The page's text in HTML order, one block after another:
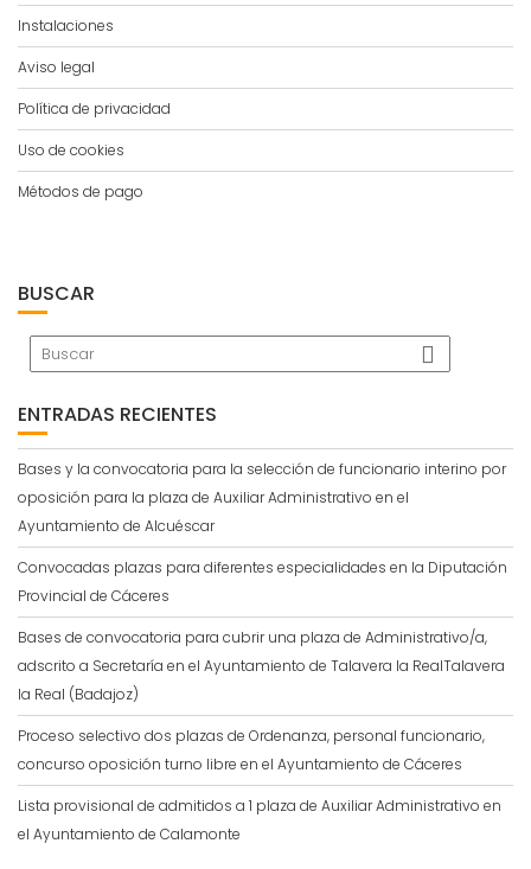
Instalaciones
Aviso legal
Política de privacidad
Uso de cookies
Métodos de pago
BUSCAR
ENTRADAS RECIENTES
Bases y la convocatoria para la selección de funcionario interino por
oposición para la plaza de Auxiliar Administrativo en el
Ayuntamiento de Alcuéscar
Convocadas plazas para diferentes especialidades en la Diputación
Provincial de Cáceres
Bases de convocatoria para cubrir una plaza de Administrativo/a,
adscrito a Secretaría en el Ayuntamiento de Talavera la RealTalavera
la Real (Badajoz)
Proceso selectivo dos plazas de Ordenanza, personal funcionario,
concurso oposición turno libre en el Ayuntamiento de Cáceres
Lista provisional de admitidos a 1 plaza de Auxiliar Administrativo en
el Ayuntamiento de Calamonte